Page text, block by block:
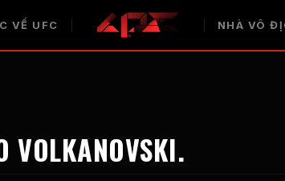
VỀ UFC NHÀ VÔ
VOLKANOVSKI.